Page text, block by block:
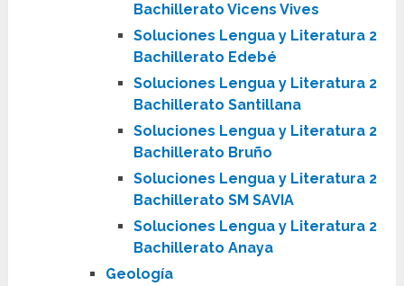
Bachillerato Vicens Vives
Soluciones Lengua y Literatura 2
Bachillerato Edebé
Soluciones Lengua y Literatura 2
Bachillerato Santillana
Soluciones Lengua y Literatura 2
Bachillerato Bruño
Soluciones Lengua y Literatura 2
Bachillerato SM SAVIA
Soluciones Lengua y Literatura 2
Bachillerato Anaya
Geología